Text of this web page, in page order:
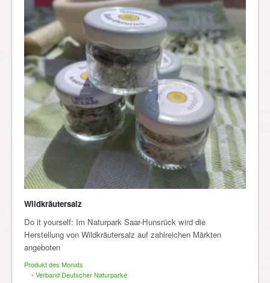
Wildkräutersalz
Do it yourself: Im Naturpark Saar-Hunsrück wird die
Herstellung von Wildkräutersalz auf zahlreichen Märkten
angeboten
Produkt des Monats
• Verband Deutscher Naturparke